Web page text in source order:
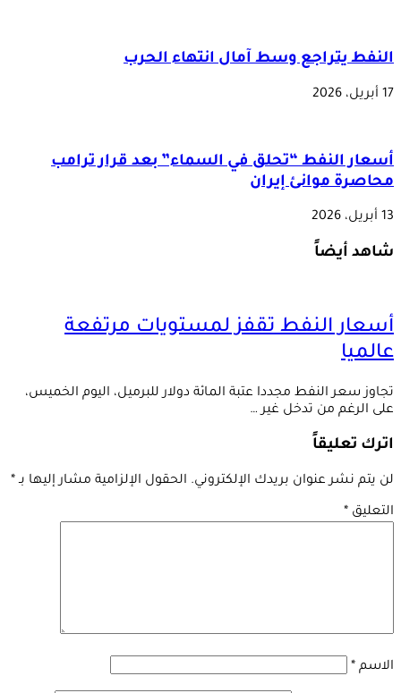
النفط يتراجع وسط آمال انتهاء الحرب
17 أبريل، 2026
أسعار النفط “تحلق في السماء” بعد قرار ترامب
محاصرة موانئ إيران
13 أبريل، 2026
شاهد أيضاً
أسعار النفط تقفز لمستويات مرتفعة
عالميا
تجاوز سعر النفط مجددا عتبة المائة دولار للبرميل، اليوم الخميس،
على الرغم من تدخل غير …
اترك تعليقاً
لن يتم نشر عنوان بريدك الإلكتروني. الحقول الإلزامية مشار إليها بـ*
التعليق *
الاسم *